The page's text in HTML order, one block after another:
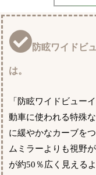
防眩ワイドビ
は。
「防眩ワイドビュー
動車に使われる特殊
に緩やかなカーブを
ムミラーよりも視野
が約50％広く見える